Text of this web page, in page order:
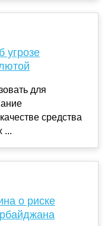
угрозе
для
средства
...
о риске